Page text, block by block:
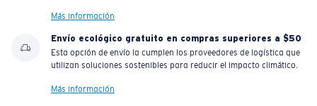
Más información
Envío ecológico gratuito en compras superiores a $50
Esta opción de envío la cumplen los proveedores de logística que
utilizan soluciones sostenibles para reducir el impacto climático.
Más información